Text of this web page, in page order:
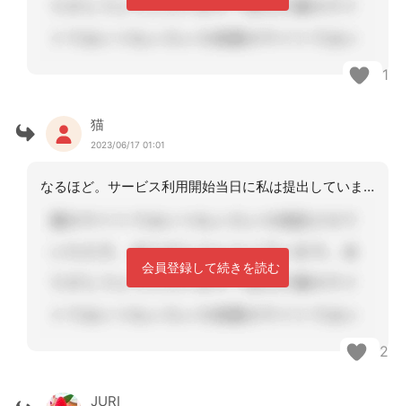
1
猫
2023/06/17 01:01
なるほど。サービス利用開始当日に私は提出していますが、、、
会員登録して続きを読む
2
JURI